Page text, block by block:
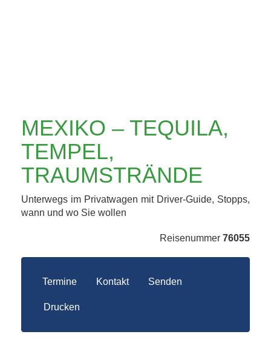
MEXIKO – TEQUILA,
TEMPEL,
TRAUMSTRÄNDE
Unterwegs im Privatwagen mit Driver-Guide, Stopps,
wann und wo Sie wollen
Reisenummer 76055
Termine Kontakt Senden
Drucken